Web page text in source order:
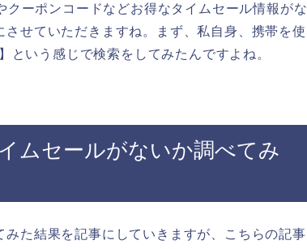
ーポンコードなどお得なタイムセール情報がな
せていただきますね。まず、私自身、携帯を使
という感じで検索をしてみたんですよね。
ムセールがないか調べてみ
た結果を記事にしていきますが、こちらの記事